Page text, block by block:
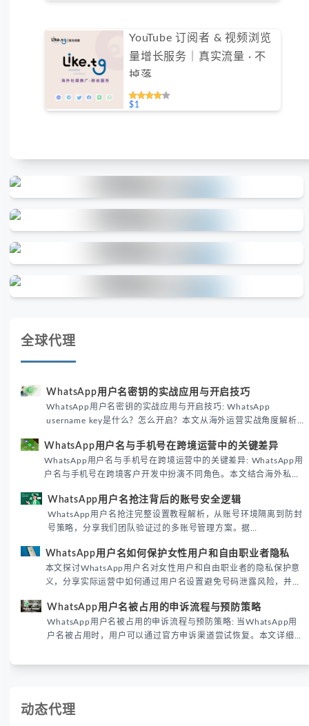
YouTube 订阅者 & 视频浏览
量增长服务｜真实流量 · 不
掉落
$1
全球代理
WhatsApp用户名密钥的实战应用与开启技巧
WhatsApp用户名密钥的实战应用与开启技巧: WhatsApp
username key是什么？怎么开启？本文从海外运营实战角度解析
境团队高效触达目标客户。
WhatsApp用户名与手机号在跨境运营中的关键差异
WhatsApp用户名与手机号在跨境运营中的关键差异: WhatsApp用
户名与手机号在跨境客户开发中扮演不同角色。本文结合海外私域
际差异，帮助团队优化WhatsApp营销策略。
WhatsApp用户名抢注背后的账号安全逻辑
WhatsApp用户名抢注完整设置教程解析，从账号环境隔离到防封
号策略，分享我们团队验证过的多账号管理方案。据
性直接影响转化率。
WhatsApp用户名如何保护女性用户和自由职业者隐私
本文探讨WhatsApp用户名对女性用户和自由职业者的隐私保护意
义，分享实际运营中如何通过用户名设置避免号码泄露风险，并提
已成为全球数字沟通的首要考量。
WhatsApp用户名被占用的申诉流程与预防策略
WhatsApp用户名被占用的申诉流程与预防策略: 当WhatsApp用
户名被占用时，用户可以通过官方申诉渠道尝试恢复。本文详细解
账号安全。
动态代理